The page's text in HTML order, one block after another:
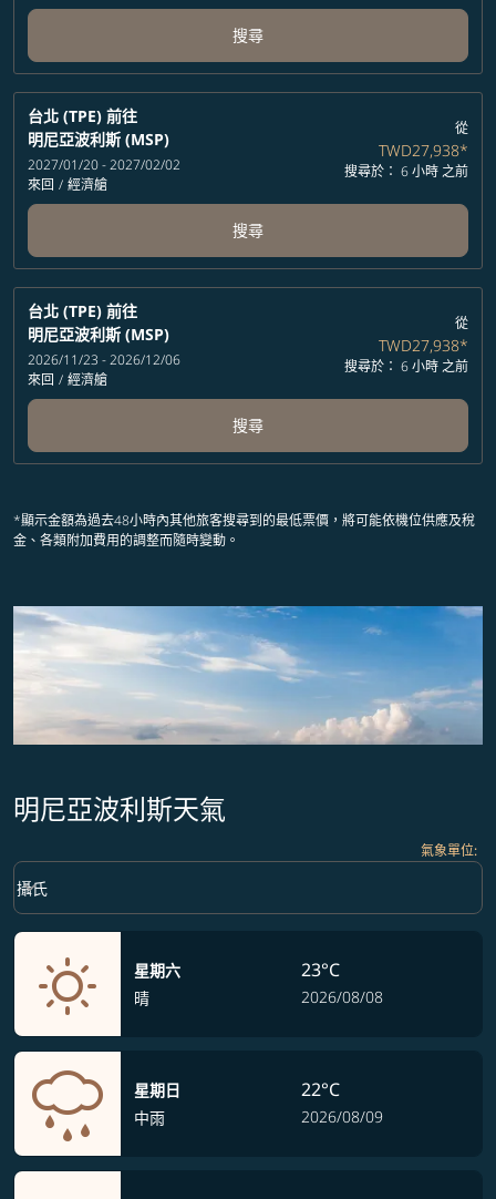
搜尋
台北 (TPE) 前往
明尼亞波利斯 (MSP)
2027/01/20 - 2027/02/02
來回 / 經濟艙
從
TWD27,938*
搜尋於： 6 小時 之前
搜尋
台北 (TPE) 前往
明尼亞波利斯 (MSP)
2026/11/23 - 2026/12/06
來回 / 經濟艙
從
TWD27,938*
搜尋於： 6 小時 之前
搜尋
*顯示金額為過去48小時內其他旅客搜尋到的最低票價，將可能依機位供應及稅
金、各類附加費用的調整而隨時變動。
明尼亞波利斯天氣
氣象單位:
Weather unit option 攝氏 Selected
攝氏
keyboard_arrow_down
星期六
晴
23°C
2026/08/08
星期日
中雨
22°C
2026/08/09